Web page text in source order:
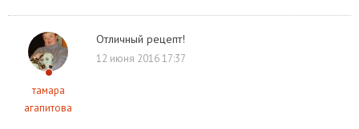
тамара
агапитова
Отличный рецепт!
12 июня 2016 17:37